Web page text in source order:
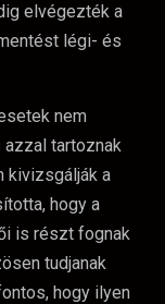
elvégezték a
légi- és
nem
tartoznak
kivizsgálják a
hogy a
is részt fognak
tudjanak
hogy ilyen